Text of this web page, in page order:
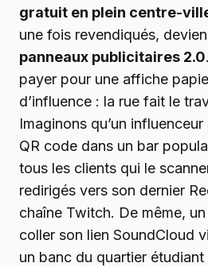
gratuit en plein centre-
une fois revendiqués,
panneaux publicitaires 2.0
payer pour une affiche
d’influence : la rue fait le
Imaginons qu’un
QR code dans un bar
tous les clients qui le
redirigés vers son dernier
chaîne Twitch. De même,
coller son lien SoundCloud
un banc du quartier